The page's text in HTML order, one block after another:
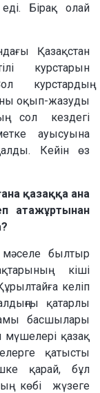
Бірақ олай
Қазақстан
курстарын
курстардың
оқып-жазуды
сол кездегі
ауысуына
Кейін өз
қазаққа ана
атажұртынан
былтыр
кіші
келіп
қатарлы
басшылары
мүшелері қазақ
қатысты
қарай, бұл
көбі жүзеге